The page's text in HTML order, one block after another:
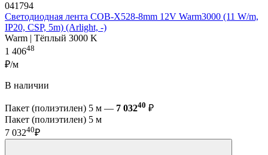
041794
Светодиодная лента COB-X528-8mm 12V Warm3000 (11 W/m,
IP20, CSP, 5m) (Arlight, -)
Warm | Тёплый 3000 K
1 40648
₽/м
В наличии
Пакет (полиэтилен) 5 м — 7 03240 ₽
Пакет (полиэтилен) 5 м
7 03240₽